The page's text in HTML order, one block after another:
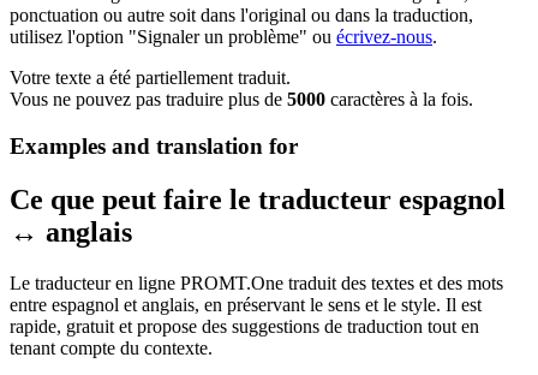
ponctuation ou autre soit dans l'original ou dans la traduction,
utilisez l'option "Signaler un problème" ou écrivez-nous.
Votre texte a été partiellement traduit.
Vous ne pouvez pas traduire plus de 5000 caractères à la fois.
Examples and translation for
Ce que peut faire le traducteur espagnol
↔ anglais
Le traducteur en ligne PROMT.One traduit des textes et des mots
entre espagnol et anglais, en préservant le sens et le style. Il est
rapide, gratuit et propose des suggestions de traduction tout en
tenant compte du contexte.